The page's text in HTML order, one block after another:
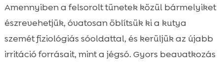
Amennyiben a felsorolt tünetek közül bármelyiket
észrevehetjük, óvatosan öblítsük ki a kutya
szemét fiziológiás sóoldattal, és kerüljük az újabb
irritáció forrásait, mint a jégsó. Gyors beavatkozás